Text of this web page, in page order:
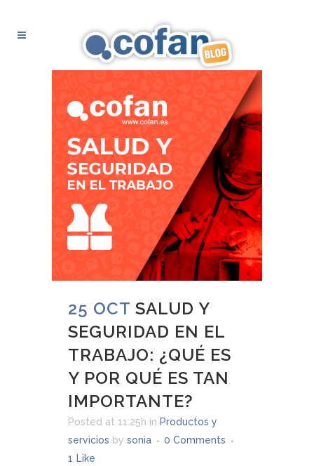
25 OCT SALUD Y
SEGURIDAD EN EL
TRABAJO: ¿QUÉ ES
Y POR QUÉ ES TAN
IMPORTANTE?
Posted at 11:25h in Productos y
servicios by sonia
0 Comments
1 Like